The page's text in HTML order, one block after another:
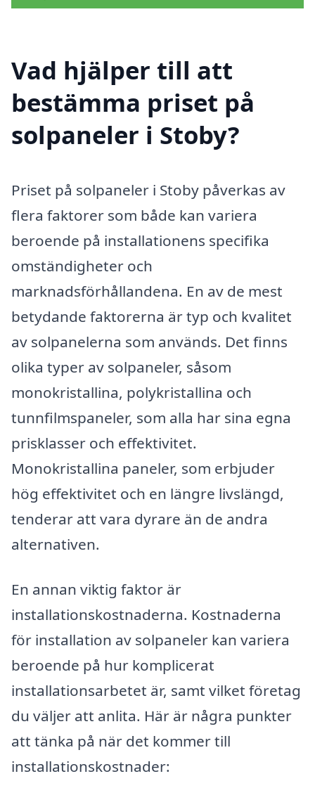
Vad hjälper till att
bestämma priset på
solpaneler i Stoby?
Priset på solpaneler i Stoby påverkas av
flera faktorer som både kan variera
beroende på installationens specifika
omständigheter och
marknadsförhållandena. En av de mest
betydande faktorerna är typ och kvalitet
av solpanelerna som används. Det finns
olika typer av solpaneler, såsom
monokristallina, polykristallina och
tunnfilmspaneler, som alla har sina egna
prisklasser och effektivitet.
Monokristallina paneler, som erbjuder
hög effektivitet och en längre livslängd,
tenderar att vara dyrare än de andra
alternativen.
En annan viktig faktor är
installationskostnaderna. Kostnaderna
för installation av solpaneler kan variera
beroende på hur komplicerat
installationsarbetet är, samt vilket företag
du väljer att anlita. Här är några punkter
att tänka på när det kommer till
installationskostnader: